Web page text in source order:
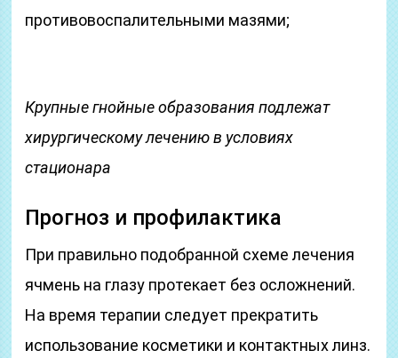
противовоспалительными мазями;
Крупные гнойные образования подлежат
хирургическому лечению в условиях
стационара
Прогноз и профилактика
При правильно подобранной схеме лечения
ячмень на глазу протекает без осложнений.
На время терапии следует прекратить
использование косметики и контактных линз.